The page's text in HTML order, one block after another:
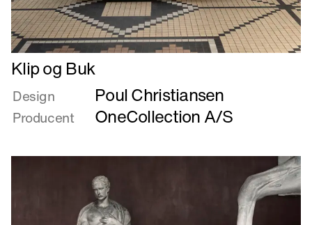
Læs
mere
om
Klip
og
Klip og Buk
Design Poul Christiansen
Producent OneCollection A/S